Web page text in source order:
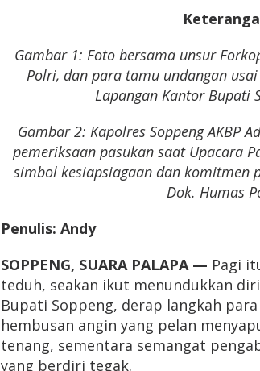
Gambar 1: Foto bersama unsur
Polri, dan para tamu undangan
Lapangan Kantor Bupati
Gambar 2: Kapolres Soppeng AKBP
pemeriksaan pasukan saat Upacara
simbol kesiapsiagaan dan komitmen
Dok. Humas
Penulis: Andy
SOPPENG, SUARA PALAPA — Pagi
teduh, seakan ikut menundukkan
Bupati Soppeng, derap langkah
hembusan angin yang pelan
tenang, sementara semangat
yang berdiri tegak.